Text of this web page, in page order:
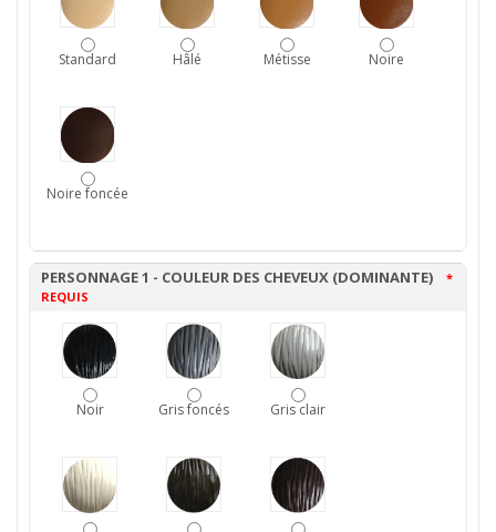
Standard Hâlé Métisse Noire
Noire foncée
PERSONNAGE 1 - COULEUR DES CHEVEUX (DOMINANTE) *
REQUIS
Noir Gris foncés Gris clair